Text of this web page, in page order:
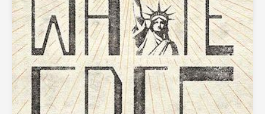
February 29, 2024